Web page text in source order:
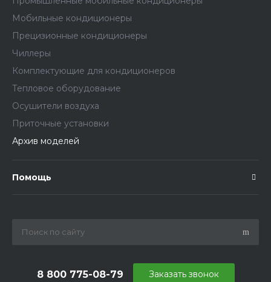
Мобильные кондиционеры
Прецизионные кондиционеры
Чиллеры
Комплектующие для кондиционеров
Тепловое оборудование
Осушители воздуха
Приточные установки
Архив моделей
Помощь
8 800 775-08-79 Заказать звонок